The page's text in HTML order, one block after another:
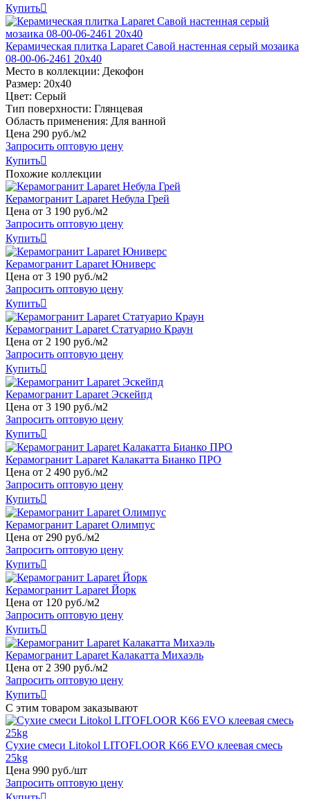
Купить
Керамическая плитка Laparet Савой настенная серый мозаика
08-00-06-2461 20х40
Место в коллекции: Декофон
Размер: 20х40
Цвет: Серый
Тип поверхности: Глянцевая
Область применения: Для ванной
Цена 290 руб./м2
Запросить оптовую цену
Купить
Похожие коллекции
Керамогранит Laparet Небула Грей
Цена от 3 190 руб./м2
Запросить оптовую цену
Купить
Керамогранит Laparet Юниверс
Цена от 3 190 руб./м2
Запросить оптовую цену
Купить
Керамогранит Laparet Статуарио Краун
Цена от 2 190 руб./м2
Запросить оптовую цену
Купить
Керамогранит Laparet Эскейпд
Цена от 3 190 руб./м2
Запросить оптовую цену
Купить
Керамогранит Laparet Калакатта Бианко ПРО
Цена от 2 490 руб./м2
Запросить оптовую цену
Купить
Керамогранит Laparet Олимпус
Цена от 290 руб./м2
Запросить оптовую цену
Купить
Керамогранит Laparet Йорк
Цена от 120 руб./м2
Запросить оптовую цену
Купить
Керамогранит Laparet Калакатта Михаэль
Цена от 2 390 руб./м2
Запросить оптовую цену
Купить
С этим товаром заказывают
Сухие смеси Litokol LITOFLOOR K66 EVO клеевая смесь
25kg
Цена 990 руб./шт
Запросить оптовую цену